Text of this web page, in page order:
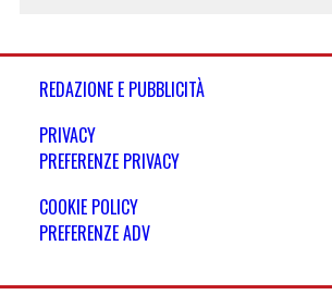
REDAZIONE E PUBBLICITÀ
PRIVACY
PREFERENZE PRIVACY
COOKIE POLICY
PREFERENZE ADV